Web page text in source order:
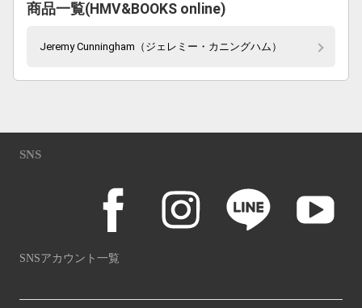
商品一覧(HMV&BOOKS online)
Jeremy Cunningham（ジェレミー・カニングハム）
SNS
SNSアカウント一覧